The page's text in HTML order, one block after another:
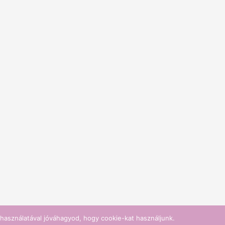
jóváhagyod, hogy cookie-kat használjunk.